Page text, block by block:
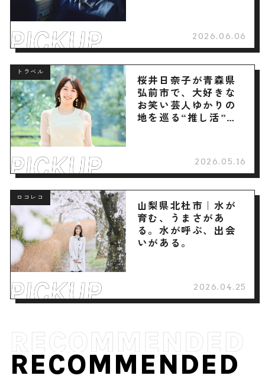
2026.06.06
トラベル
桜井日奈子が青森県
弘前市で、大好きな
お笑い芸人ゆかりの
地を巡る“推し活”旅
2026.05.16
ロコレコ
山梨県北杜市｜水が
育む、うまさがあ
る。水が呼ぶ、出会
いがある。
2026.04.25
RECOMMENDED